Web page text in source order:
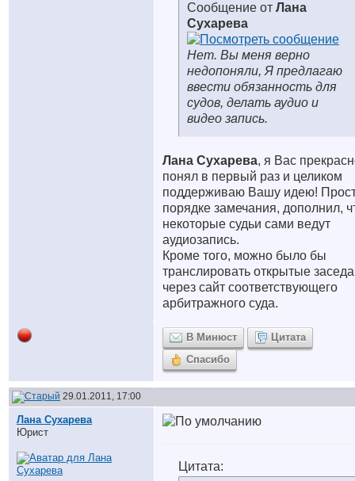
Сообщение от Лана
Сухарева
Нет. Вы меня верно
недопоняли, Я предлагаю
ввести обязанность для
судов, делать аудио и
видео запись.
Лана Сухарева, я Вас
понял в первый раз и целиком
поддерживаю Вашу идею!
порядке замечания, дополнил,
некоторые судьи сами ведут
аудиозапись.
Кроме того, можно было бы
транслировать открытые
через сайт соответствующего
арбитражного суда.
В Минюст
Цитата
Спасибо
29.01.2011, 17:00
Лана Сухарева
Юрист
Цитата: